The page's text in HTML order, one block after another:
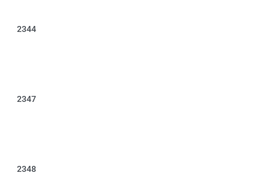
2344
2347
2348